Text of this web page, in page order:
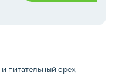
питательный орех,